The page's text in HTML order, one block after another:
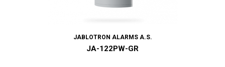
JABLOTRON ALARMS A.S.
JA-122PW-GR